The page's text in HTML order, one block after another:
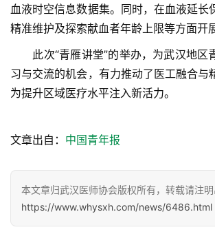
党
作
织
设
医
血液时空信息数据集。同时，在血液延长
精准维护及探索献血者年龄上限等方面开
此次“青雁讲堂”的举办，为武汉地区
习与交流的机会，有力推动了医工融合与
为提升区域医疗水平注入新活力。
文章出自： 中国青年报
本文章归武汉医师协会版权所有，转载请注明
https://www.whysxh.com/news/6486.html